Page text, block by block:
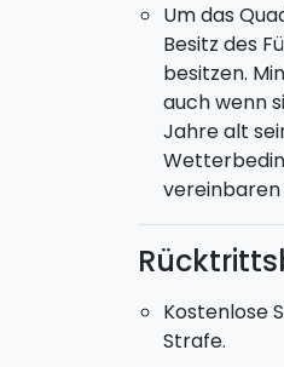
Um das
Besitz des
besitzen.
auch wenn
Jahre alt
vereinbaren
Kostenlose
Strafe.